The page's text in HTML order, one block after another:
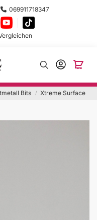
069911718347
Bits / Xtreme Surface